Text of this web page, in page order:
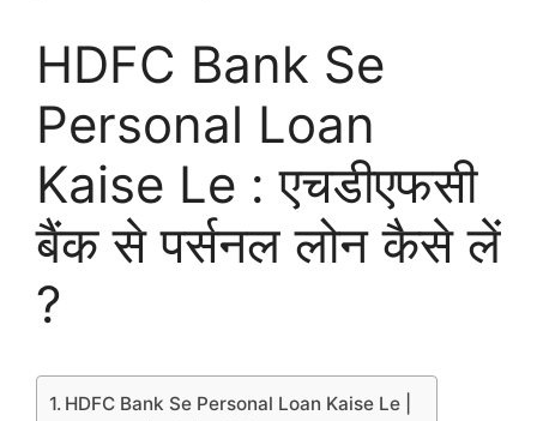
HDFC Bank Se
Personal Loan
Kaise Le : एचडीएफसी
बैंक से पर्सनल लोन कैसे लें
?
HDFC Bank Se Personal Loan Kaise Le |